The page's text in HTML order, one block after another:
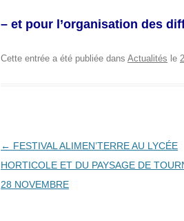
– et pour l’organisation des
Cette entrée a été publiée dans Actualités le
Navigation
des
articles
← FESTIVAL ALIMEN’TERRE AU LYCÉE
HORTICOLE ET DU PAYSAGE DE
28 NOVEMBRE